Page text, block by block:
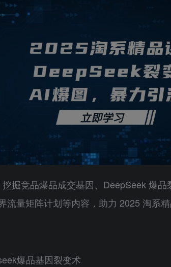
掘竞品爆品成交基因、DeepSeek 爆
流量矩阵计划等内容，助力 2025 淘系精
爆品基因裂变术